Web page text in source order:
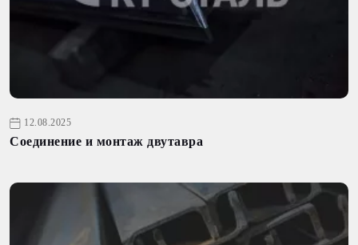
12.08.2025
Соединение и монтаж двутавра